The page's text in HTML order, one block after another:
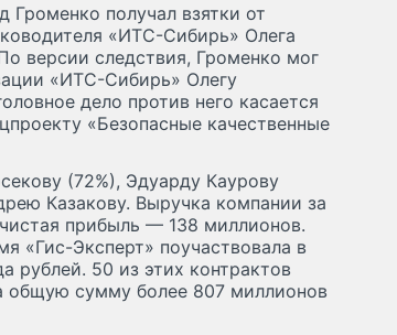
Громенко получал взятки от
«ИТС-Сибирь» Олега
версии следствия, Громенко мог
«ИТС-Сибирь» Олегу
дело против него касается
«Безопасные качественные
(72%), Эдуарду Каурову
Казакову. Выручка компании за
прибыль — 138 миллионов.
«Гис-Эксперт» поучаствовала в
рублей. 50 из этих контрактов
общую сумму более 807 миллионов